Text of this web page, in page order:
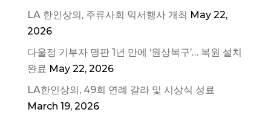
LA 한인상의, 주류사회 믹서행사 개최 May 22,
2026
다울정 기부자 명판 1년 만에 ‘원상복구’… 복원 설치
완료 May 22, 2026
LA한인상의, 49회 연례 갈라 및 시상식 성료
March 19, 2026